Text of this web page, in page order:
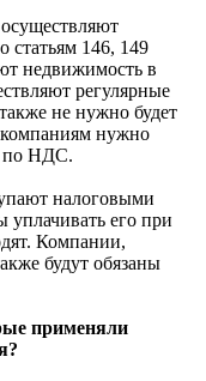
статьям 146, 149
недвижимость в
регулярные
не нужно будет
компаниям нужно
по НДС.
налоговыми
уплачивать его при
Компании,
будут обязаны
применяли